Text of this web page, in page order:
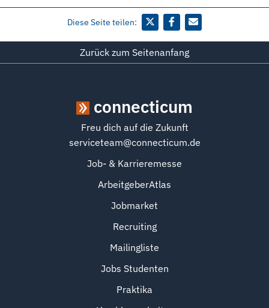
Diese Seite teilen:
Zurück zum Seitenanfang
connecticum
Freu dich auf die Zukunft
serviceteam@connecticum.de
Job- & Karrieremesse
ArbeitgeberAtlas
Jobmarket
Recruiting
Mailingliste
Jobs Studenten
Praktika